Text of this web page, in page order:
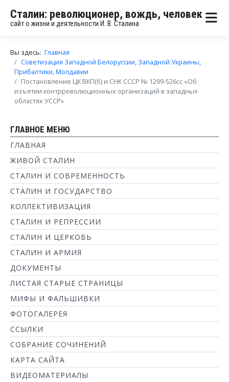
Сталин: революционер, вождь, человек
сайт о жизни и деятельности И. В. Сталина
Вы здесь: Главная
Советизация Западной Белоруссии, Западной Украины,
Прибалтики, Молдавии
Постановление ЦК ВКП(б) и СНК СССР № 1299-526сс «Об
изъятии контрреволюционных организаций в западных
областях УССР»
ГЛАВНОЕ МЕНЮ
ГЛАВНАЯ
ЖИВОЙ СТАЛИН
СТАЛИН И СОВРЕМЕННОСТЬ
СТАЛИН И ГОСУДАРСТВО
КОЛЛЕКТИВИЗАЦИЯ
СТАЛИН И РЕПРЕССИИ
СТАЛИН И ЦЕРКОВЬ
СТАЛИН И АРМИЯ
ДОКУМЕНТЫ
ЛИСТАЯ СТАРЫЕ СТРАНИЦЫ
МИФЫ И ФАЛЬШИВКИ
ФОТОГАЛЕРЕЯ
ССЫЛКИ
СОБРАНИЕ СОЧИНЕНИЙ
КАРТА САЙТА
ВИДЕОМАТЕРИАЛЫ